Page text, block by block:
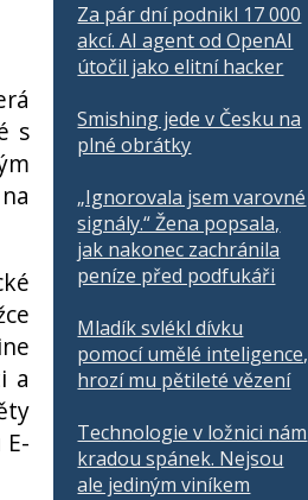
Za pár dní podnikl 17 000
akcí. AI agent od OpenAI
útočil jako elitní hacker
Smishing jede v Česku na
plné obrátky
„Ignorovala jsem varovné
signály.“ Žena popsala,
jak nakonec zachránila
peníze před podfukáři
Mladík svlékl dívku
pomocí umělé inteligence,
hrozí mu pětileté vězení
Technologie v ložnici nám
kradou spánek. Nejsou
ale jediným viníkem
s
a